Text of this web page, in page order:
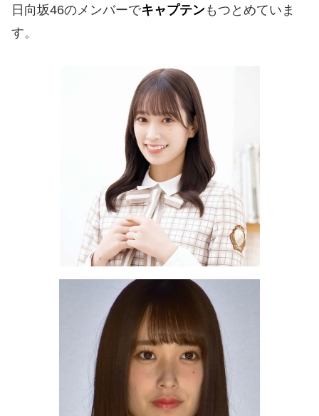
日向坂46のメンバーでキャプテンもつとめていま
す。